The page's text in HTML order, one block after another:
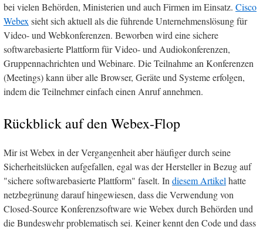
bei vielen Behörden, Ministerien und auch Firmen im Einsatz. Cisco
Webexsieht sich aktuell als die führende Unternehmenslösung für
Video- und Webkonferenzen. Beworben wird eine sichere
softwarebasierte Plattform für Video- und Audiokonferenzen,
Gruppennachrichten und Webinare. Die Teilnahme an Konferenzen
(Meetings) kann über alle Browser, Geräte und Systeme erfolgen,
indem die Teilnehmer einfach einen Anruf annehmen.
Rückblick auf den Webex-Flop
Mir ist Webex in der Vergangenheit aber häufiger durch seine
Sicherheitslücken aufgefallen, egal was der Hersteller in Bezug auf
"sichere softwarebasierte Plattform" faselt. Indiesem Artikelhatte
netzbegrünung darauf hingewiesen, dass die Verwendung von
Closed-Source Konferenzsoftware wie Webex durch Behörden und
die Bundeswehr problematisch sei. Keiner kennt den Code und dass